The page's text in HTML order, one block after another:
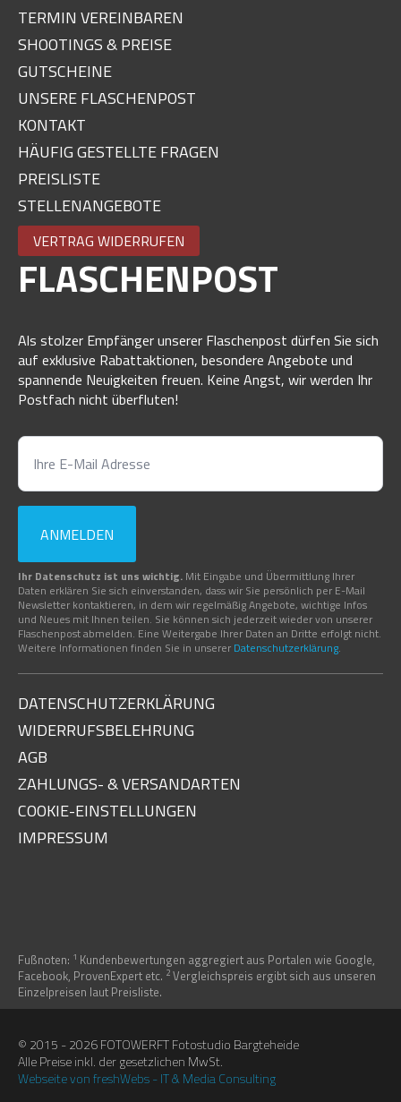
TERMIN VEREINBAREN
SHOOTINGS & PREISE
GUTSCHEINE
UNSERE FLASCHENPOST
KONTAKT
HÄUFIG GESTELLTE FRAGEN
PREISLISTE
STELLENANGEBOTE
VERTRAG WIDERRUFEN
FLASCHENPOST
Als stolzer Empfänger unserer Flaschenpost dürfen Sie sich
auf exklusive Rabattaktionen, besondere Angebote und
spannende Neuigkeiten freuen. Keine Angst, wir werden Ihr
Postfach nicht überfluten!
ANMELDEN
Ihr Datenschutz ist uns wichtig. Mit Eingabe und Übermittlung Ihrer
Daten erklären Sie sich einverstanden, dass wir Sie persönlich per E-Mail
Newsletter kontaktieren, in dem wir regelmäßig Angebote, wichtige Infos
und Neues mit Ihnen teilen. Sie können sich jederzeit wieder von unserer
Flaschenpost abmelden. Eine Weitergabe Ihrer Daten an Dritte erfolgt nicht.
Weitere Informationen finden Sie in unserer Datenschutzerklärung.
DATENSCHUTZERKLÄRUNG
WIDERRUFSBELEHRUNG
AGB
ZAHLUNGS- & VERSANDARTEN
COOKIE-EINSTELLUNGEN
IMPRESSUM
Fußnoten: 1 Kundenbewertungen aggregiert aus Portalen wie Google,
Facebook, ProvenExpert etc. 2 Vergleichspreis ergibt sich aus unseren
Einzelpreisen laut Preisliste.
© 2015 - 2026 FOTOWERFT Fotostudio Bargteheide
Alle Preise inkl. der gesetzlichen MwSt.
Webseite von freshWebs - IT & Media Consulting